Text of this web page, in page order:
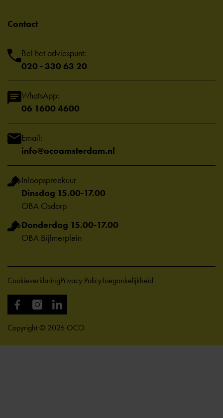
Contact
Bel het adviespunt:
020 - 330 63 20
WhatsApp:
06 1600 4600
Email:
info@ocoamsterdam.nl
Inloopspreekuur
Dinsdag 15.00-17.00
OBA Osdorp
Donderdag 15.00-17.00
OBA Bijlmerplein
Copyright © 2026 OCO
CookieverklaringPrivacy PolicyToegankelijkheid